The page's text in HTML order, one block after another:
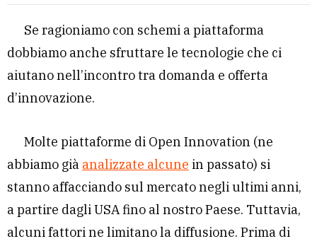
Se ragioniamo con schemi a piattaforma
dobbiamo anche sfruttare le tecnologie che ci
aiutano nell’incontro tra domanda e offerta
d’innovazione.
Molte piattaforme di Open Innovation (ne
abbiamo già analizzate alcune in passato) si
stanno affacciando sul mercato negli ultimi anni,
a partire dagli USA fino al nostro Paese. Tuttavia,
alcuni fattori ne limitano la diffusione. Prima di